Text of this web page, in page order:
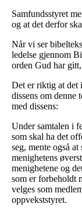
Samfundsstyret
og at det derfor
Når vi ser
ledelse gjennom
orden Gud har
Det er riktig at det
dissens om denne
med dissens:
Under samtalen i
som skal ha det
seg, mente også
menighetens
menighetene og
som er forbeholdt
velges som
oppvekststyret.